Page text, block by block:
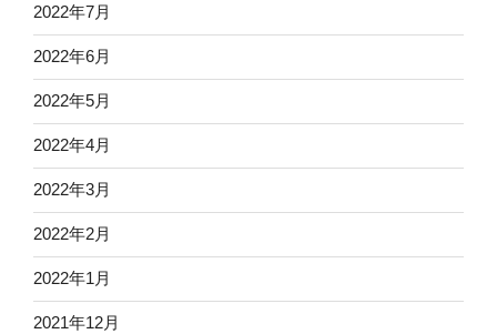
2022年7月
2022年6月
2022年5月
2022年4月
2022年3月
2022年2月
2022年1月
2021年12月